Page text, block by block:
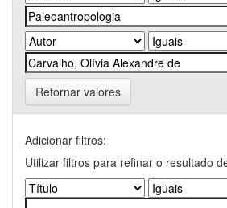
Retornar valores
Adicionar filtros:
Utilizar filtros para refinar o resultado